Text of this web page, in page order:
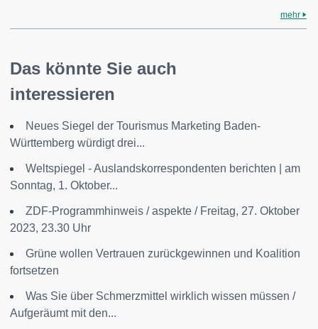
mehr
Das könnte Sie auch
interessieren
Neues Siegel der Tourismus Marketing Baden-
Württemberg würdigt drei...
Weltspiegel - Auslandskorrespondenten berichten | am
Sonntag, 1. Oktober...
ZDF-Programmhinweis / aspekte / Freitag, 27. Oktober
2023, 23.30 Uhr
Grüne wollen Vertrauen zurückgewinnen und Koalition
fortsetzen
Was Sie über Schmerzmittel wirklich wissen müssen /
Aufgeräumt mit den...